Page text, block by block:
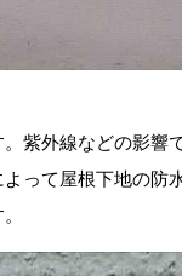
紫外線などの影響
って屋根下地の防